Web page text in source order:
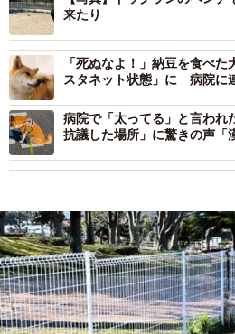
来たり
「死ぬなよ！」納豆を食べ
スタネット状態」に 病院に
病院で「太ってる」と言われ
抗議した場所」に驚きの声「